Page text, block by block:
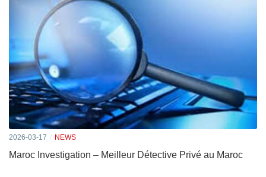
2026-03-17 NEWS
Maroc Investigation – Meilleur Détective Privé au Maroc